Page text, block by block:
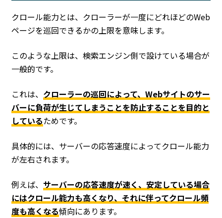
クロール能力とは、クローラーが一度にどれほどのWeb
ページを巡回できるかの上限を意味します。
このような上限は、検索エンジン側で設けている場合が
一般的です。
これは、 クローラーの巡回によって、Webサイトのサー
バーに負荷が生じてしまうことを防止することを目的と
しているためです。
具体的には、サーバーの応答速度によってクロール能力
が左右されます。
例えば、 サーバーの応答速度が速く、安定している場合
にはクロール能力も高くなり、それに伴ってクロール頻
度も高くなる傾向にあります。